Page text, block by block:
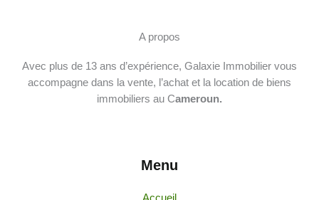
A propos
Avec plus de 13 ans d’expérience, Galaxie Immobilier vous
accompagne dans la vente, l’achat et la location de biens
immobiliers au Cameroun.
Menu